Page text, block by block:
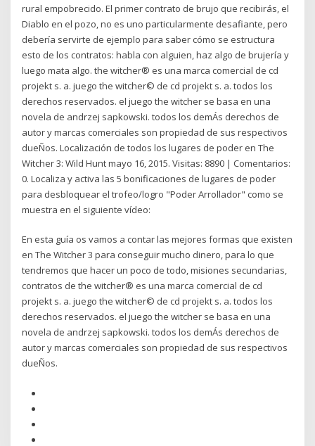
rural empobrecido. El primer contrato de brujo que recibirás, el
Diablo en el pozo, no es uno particularmente desafiante, pero
debería servirte de ejemplo para saber cómo se estructura
esto de los contratos: habla con alguien, haz algo de brujería y
luego mata algo. the witcher® es una marca comercial de cd
projekt s. a. juego the witcher© de cd projekt s. a. todos los
derechos reservados. el juego the witcher se basa en una
novela de andrzej sapkowski. todos los demÁs derechos de
autor y marcas comerciales son propiedad de sus respectivos
dueÑos. Localización de todos los lugares de poder en The
Witcher 3: Wild Hunt mayo 16, 2015. Visitas: 8890 | Comentarios:
0. Localiza y activa las 5 bonificaciones de lugares de poder
para desbloquear el trofeo/logro "Poder Arrollador" como se
muestra en el siguiente vídeo:
En esta guía os vamos a contar las mejores formas que existen
en The Witcher 3 para conseguir mucho dinero, para lo que
tendremos que hacer un poco de todo, misiones secundarias,
contratos de the witcher® es una marca comercial de cd
projekt s. a. juego the witcher© de cd projekt s. a. todos los
derechos reservados. el juego the witcher se basa en una
novela de andrzej sapkowski. todos los demÁs derechos de
autor y marcas comerciales son propiedad de sus respectivos
dueÑos.